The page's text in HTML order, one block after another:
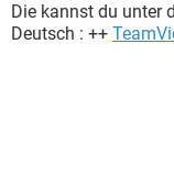
Die kannst du unter
Deutsch : ++